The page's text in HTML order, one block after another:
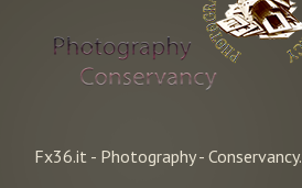
Fx36.it - Photography - Conservancy.